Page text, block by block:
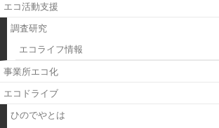
エコ活動支援
調査研究
エコライフ情報
事業所エコ化
エコドライブ
ひのでやとは